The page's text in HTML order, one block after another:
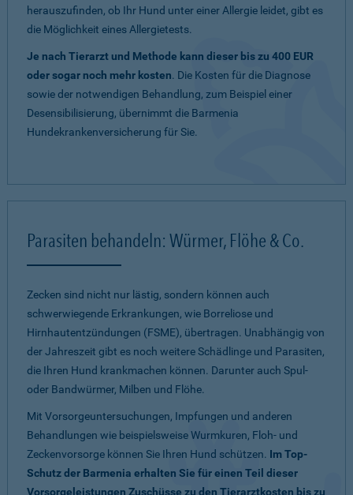
herauszufinden, ob Ihr Hund unter einer Allergie leidet, gibt es
die Möglichkeit eines Allergietests.
Je nach Tierarzt und Methode kann dieser bis zu 400 EUR
oder sogar noch mehr kosten. Die Kosten für die Diagnose
sowie der notwendigen Behandlung, zum Beispiel einer
Desensibilisierung, übernimmt die Barmenia
Hundekrankenversicherung für Sie.
Parasiten behandeln: Würmer, Flöhe & Co.
Zecken sind nicht nur lästig, sondern können auch
schwerwiegende Erkrankungen, wie Borreliose und
Hirnhautentzündungen (FSME), übertragen. Unabhängig von
der Jahreszeit gibt es noch weitere Schädlinge und Parasiten,
die Ihren Hund krankmachen können. Darunter auch Spul-
oder Bandwürmer, Milben und Flöhe.
Mit Vorsorgeuntersuchungen, Impfungen und anderen
Behandlungen wie beispielsweise Wurmkuren, Floh- und
Zeckenvorsorge können Sie Ihren Hund schützen. Im Top-
Schutz der Barmenia erhalten Sie für einen Teil dieser
Vorsorgeleistungen Zuschüsse zu den Tierarztkosten bis zu